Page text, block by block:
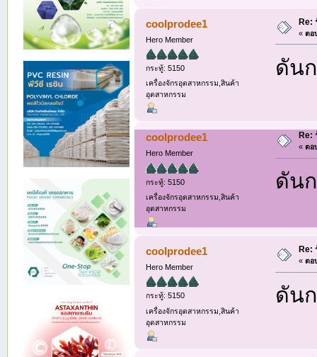
coolprodee1
Hero Member
กระทู้: 5150
เครื่องจักรอุตสาหกรรม,สินค้า
อุตสาหกรรม
Re:
« ตอ
ดัน
coolprodee1
Hero Member
กระทู้: 5150
เครื่องจักรอุตสาหกรรม,สินค้า
อุตสาหกรรม
Re:
« ตอ
ดัน
coolprodee1
Hero Member
กระทู้: 5150
เครื่องจักรอุตสาหกรรม,สินค้า
อุตสาหกรรม
Re:
« ตอ
ดัน